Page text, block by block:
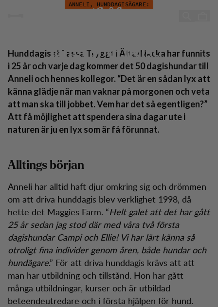
"Med rätt kläder och glada hundar kan man gå hur långt som
ANNELI, HUNDDAGISÄGARE:
långt som helst."
Hunddagiset Tassa Tryggt i Älta/Nacka har funnits
i 25 år och varje dag kommer det 50 dagishundar till
Anneli och hennes kollegor. “Det är en sådan lyx att
känna glädje när man vaknar på morgonen och veta
att man ska till jobbet. Vem har det så egentligen?”
Att få möjlighet att spendera sina dagar ute i
naturen är ju en lyx som är få förunnat.
Alltings början
Anneli har alltid haft djur omkring sig och drömmen
om att driva hunddagis blev verklighet 1998, då
hette det Maggies Farm. “Helt galet att det har gått
25 år sedan jag stod där med våra två första
dagishundar Campi och Ellie! Vi har lärt känna så
otroligt fina individer genom åren, både hundar och
hundägare.” För att driva hunddagis krävs att att
man har utbildning och tillstånd. Hon har gått
många utbildningar, kurser och är utbildad
beteendeutredare och i första hjälpen för hund.